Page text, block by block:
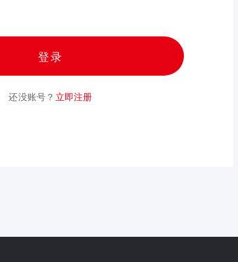
登录
还没账号？ 立即注册